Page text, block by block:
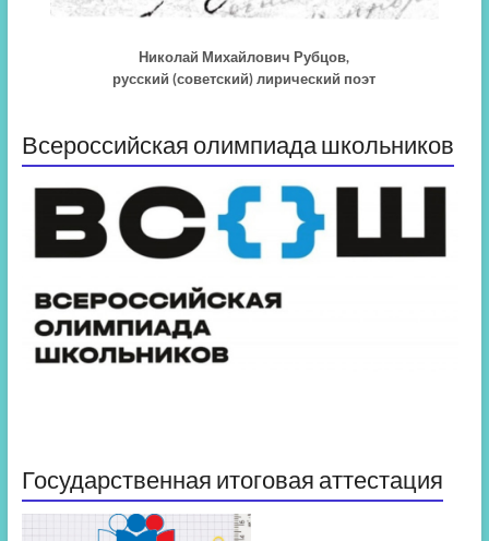
Николай Михайлович Рубцов,
русский (советский) лирический поэт
Всероссийская олимпиада школьников
Государственная итоговая аттестация